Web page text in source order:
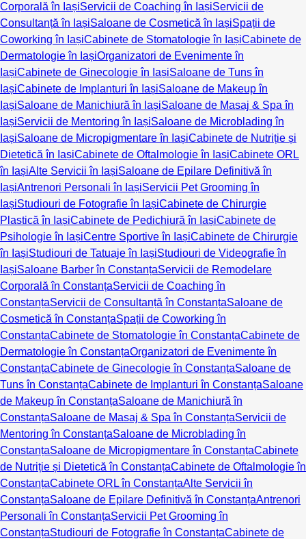
Corporală în IașiServicii de Coaching în IașiServicii de
Consultanță în IașiSaloane de Cosmetică în IașiSpații de
Coworking în IașiCabinete de Stomatologie în IașiCabinete de
Dermatologie în IașiOrganizatori de Evenimente în
IașiCabinete de Ginecologie în IașiSaloane de Tuns în
IașiCabinete de Implanturi în IașiSaloane de Makeup în
IașiSaloane de Manichiură în IașiSaloane de Masaj & Spa în
IașiServicii de Mentoring în IașiSaloane de Microblading în
IașiSaloane de Micropigmentare în IașiCabinete de Nutriție și
Dietetică în IașiCabinete de Oftalmologie în IașiCabinete ORL
în IașiAlte Servicii în IașiSaloane de Epilare Definitivă în
IașiAntrenori Personali în IașiServicii Pet Grooming în
IașiStudiouri de Fotografie în IașiCabinete de Chirurgie
Plastică în IașiCabinete de Pedichiură în IașiCabinete de
Psihologie în IașiCentre Sportive în IașiCabinete de Chirurgie
în IașiStudiouri de Tatuaje în IașiStudiouri de Videografie în
IașiSaloane Barber în ConstanțaServicii de Remodelare
Corporală în ConstanțaServicii de Coaching în
ConstanțaServicii de Consultanță în ConstanțaSaloane de
Cosmetică în ConstanțaSpații de Coworking în
ConstanțaCabinete de Stomatologie în ConstanțaCabinete de
Dermatologie în ConstanțaOrganizatori de Evenimente în
ConstanțaCabinete de Ginecologie în ConstanțaSaloane de
Tuns în ConstanțaCabinete de Implanturi în ConstanțaSaloane
de Makeup în ConstanțaSaloane de Manichiură în
ConstanțaSaloane de Masaj & Spa în ConstanțaServicii de
Mentoring în ConstanțaSaloane de Microblading în
ConstanțaSaloane de Micropigmentare în ConstanțaCabinete
de Nutriție și Dietetică în ConstanțaCabinete de Oftalmologie în
ConstanțaCabinete ORL în ConstanțaAlte Servicii în
ConstanțaSaloane de Epilare Definitivă în ConstanțaAntrenori
Personali în ConstanțaServicii Pet Grooming în
ConstanțaStudiouri de Fotografie în ConstanțaCabinete de